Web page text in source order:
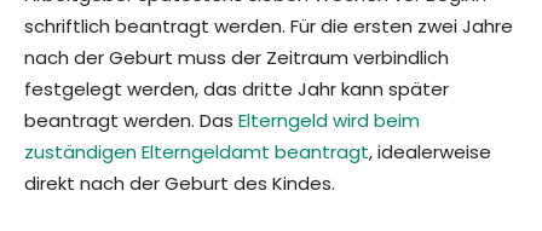
schriftlich beantragt werden. Für die ersten zwei Jahre
nach der Geburt muss der Zeitraum verbindlich
festgelegt werden, das dritte Jahr kann später
beantragt werden. Das Elterngeld wird beim
zuständigen Elterngeldamt beantragt, idealerweise
direkt nach der Geburt des Kindes.